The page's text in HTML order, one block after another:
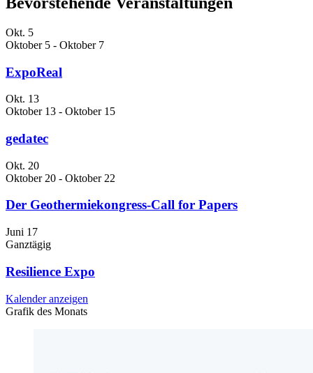
Okt. 5
Oktober 5 - Oktober 7
ExpoReal
Okt. 13
Oktober 13 - Oktober 15
gedatec
Okt. 20
Oktober 20 - Oktober 22
Der Geothermiekongress-Call for Papers
Juni 17
Ganztägig
Resilience Expo
Kalender anzeigen
Grafik des Monats